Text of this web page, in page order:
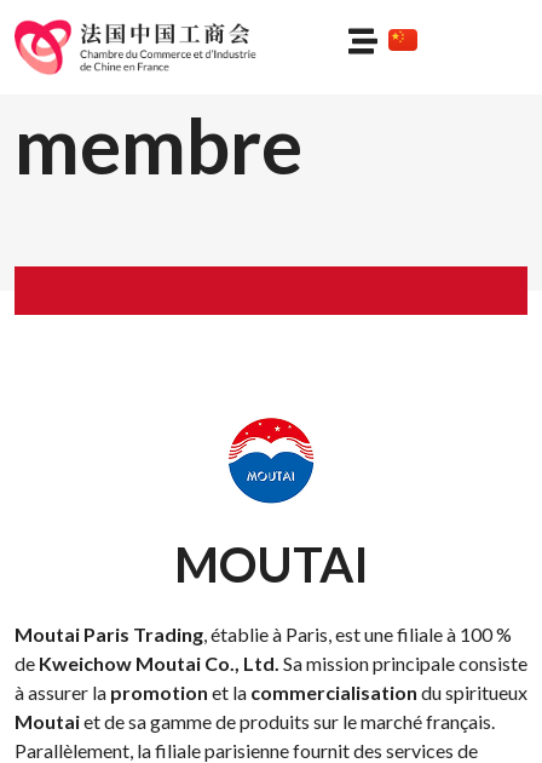
Profil du
membre
MOUTAI
Moutai Paris Trading, établie à Paris, est une filiale à 100 %
de Kweichow Moutai Co., Ltd. Sa mission principale consiste
à assurer la promotion et la commercialisation du spiritueux
Moutaiet de sa gamme de produits sur le marché français.
Parallèlement, la filiale parisienne fournit des services de